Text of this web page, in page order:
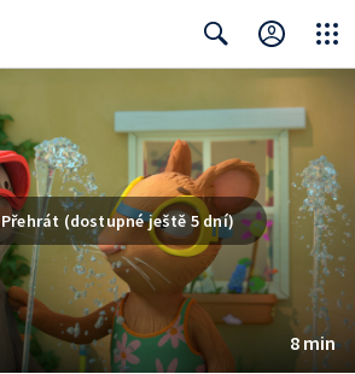
Close
Přehrát (dostupné ještě 5 dní)
8 min